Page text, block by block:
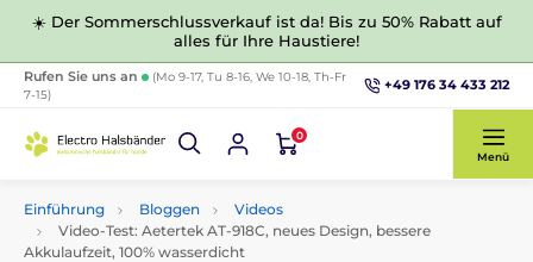
☀️ Der Sommerschlussverkauf ist da! Bis zu 50% Rabatt auf
alles für Ihre Haustiere!
Rufen Sie uns an
(Mo 9-17, Tu 8-16, We 10-18, Th-Fr
7-15)
+49 176 34 433 212
0
Menü
Einführung Bloggen
Videos
Video-Test: Aetertek AT-918C, neues Design, bessere
Akkulaufzeit, 100% wasserdicht